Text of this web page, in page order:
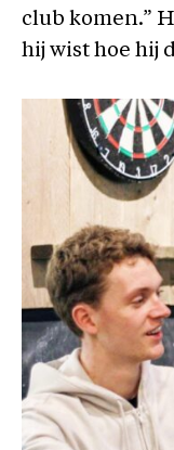
club komen.”
hij wist hoe hij